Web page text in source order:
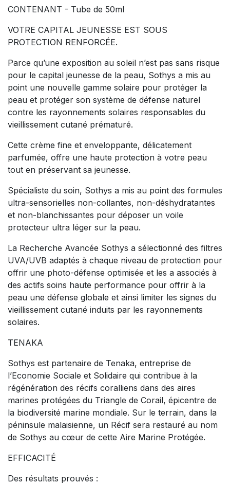
CONTENANT - Tube de 50ml
VOTRE CAPITAL JEUNESSE EST SOUS
PROTECTION RENFORCÉE.
Parce qu’une exposition au soleil n’est pas sans risque
pour le capital jeunesse de la peau, Sothys a mis au
point une nouvelle gamme solaire pour protéger la
peau et protéger son système de défense naturel
contre les rayonnements solaires responsables du
vieillissement cutané prématuré.
Cette crème fine et enveloppante, délicatement
parfumée, offre une haute protection à votre peau
tout en préservant sa jeunesse.
Spécialiste du soin, Sothys a mis au point des formules
ultra-sensorielles non-collantes, non-déshydratantes
et non-blanchissantes pour déposer un voile
protecteur ultra léger sur la peau.
La Recherche Avancée Sothys a sélectionné des filtres
UVA/UVB adaptés à chaque niveau de protection pour
offrir une photo-défense optimisée et les a associés à
des actifs soins haute performance pour offrir à la
peau une défense globale et ainsi limiter les signes du
vieillissement cutané induits par les rayonnements
solaires.
TENAKA
Sothys est partenaire de Tenaka, entreprise de
l’Economie Sociale et Solidaire qui contribue à la
régénération des récifs coralliens dans des aires
marines protégées du Triangle de Corail, épicentre de
la biodiversité marine mondiale. Sur le terrain, dans la
péninsule malaisienne, un Récif sera restauré au nom
de Sothys au cœur de cette Aire Marine Protégée.
EFFICACITÉ
Des résultats prouvés :